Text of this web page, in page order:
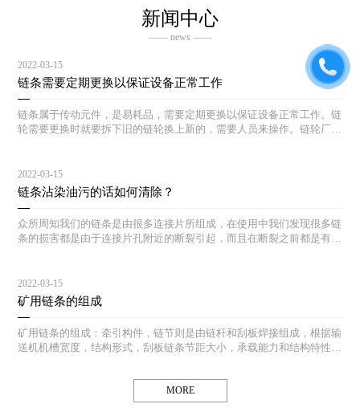
新闻中心
—— news ——
2022-03-15
链条需要定期更换以保证设备正常工作
链条属于传动元件，是易耗品，需要定期更换以保证设备正常工作。链
轮需要更换时就要拆下旧的链轮换上新的，需要人员来操作。链轮厂也
2022-03-15
链条沾染油污的话如何清除？
众所周知我们的链条是由很多连接片所组成，在使用中我们发现很多链
条的损害都是由于连接片孔附近的断裂引起，而且在断裂之前都是有先
2022-03-15
矿用链条的组成
矿用链条的组成：牵引构件，链节则是由链杆和刮板焊接组成，根据输
送机机槽宽度，结构形式，刮板链条节距大小，承载能力和结构特性的
MORE